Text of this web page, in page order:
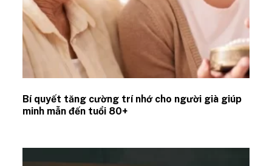
Bí quyết tăng cường trí nhớ cho người già giúp
minh mẫn đến tuổi 80+